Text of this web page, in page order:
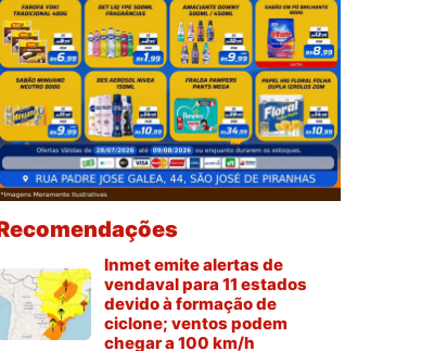
Inmet emite alertas de
vendaval para 11 estados
devido à formação de
ciclone; ventos podem
chegar a 100 km/h